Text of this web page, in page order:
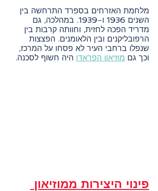
מלחמת האזרחים בספרד התרחשה בין
השנים 1936 ו-1939. במהלכה, גם
מדריד הפכה לחזית, וחוותה קרבות בין
הרפובליקנים ובין הלאומנים. הפצצות
שנפלו ברחבי העיר לא פסחו על המרכז,
וכך גם מוזיאון הפראדו היה חשוף לסכנה.
פינוי היצירות ממוזיאון